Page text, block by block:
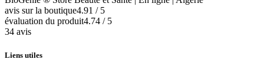
avis sur la boutique4.91 / 5
évaluation du produit4.74 / 5
34 avis
Liens utiles